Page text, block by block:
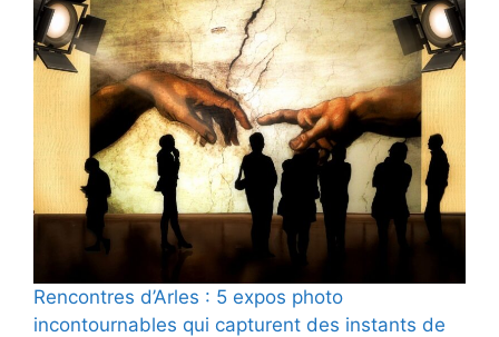
Rencontres d’Arles : 5 expos photo
incontournables qui capturent des instants de